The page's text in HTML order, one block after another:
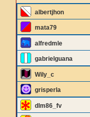
albertjhon
mata79
alfredmle
gabrielguana
Wily_c
grisperla
dlm86_fv